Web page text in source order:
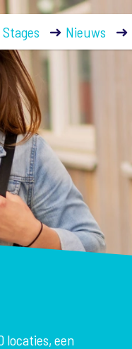
Stages Nieuws
locaties, een